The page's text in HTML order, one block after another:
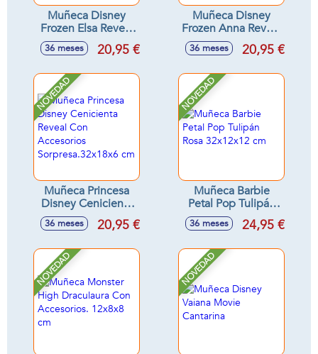
Muñeca Disney
Frozen Elsa Reveal
con Accesorio
Sorpresa. 33x18x8
36 meses 20,95 €
Muñeca Disney
Frozen Anna Reveal
Con Accesorio
Sorpresa 33x18x8
36 meses 20,95 €
NOVEDAD
Muñeca Princesa
Disney Cenicienta
Reveal Con
Accesorios
cm
36 meses 20,95 €
NOVEDAD
Muñeca Barbie
Petal Pop Tulipán
Rosa 32x12x12 cm
36 meses 24,95 €
NOVEDAD NOVEDAD